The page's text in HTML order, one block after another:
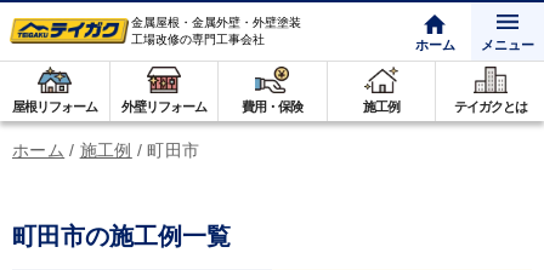
金属屋根・金属外壁・外壁塗装
工場改修の専門工事会社
ホーム メニュー
屋根リフォーム 外壁リフォーム 費用・保険 施工例 テイガクとは
ホーム / 施工例 / 町田市
町田市の施工例一覧